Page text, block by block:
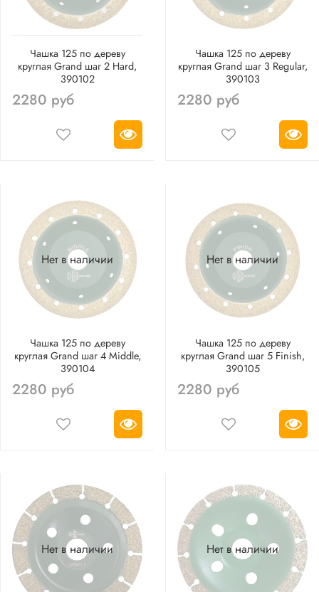
Чашка 125 по дереву
круглая Grand шаг 2 Hard,
390102
2280 руб
Чашка 125 по дереву
круглая Grand шаг 3 Regular,
390103
2280 руб
Нет в наличии
Чашка 125 по дереву
круглая Grand шаг 4 Middle,
390104
2280 руб
Нет в наличии
Чашка 125 по дереву
круглая Grand шаг 5 Finish,
390105
2280 руб
Нет в наличии Нет в наличии